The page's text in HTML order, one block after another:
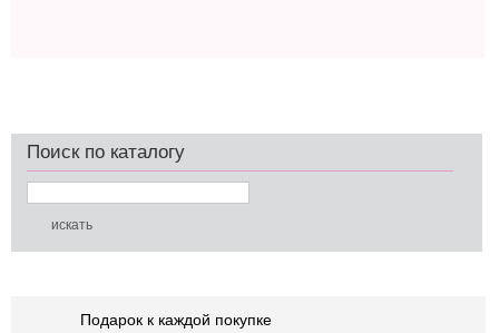
Поиск по каталогу
Подарок к каждой покупке